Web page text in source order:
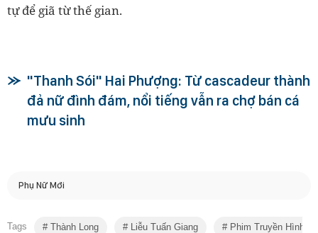
tự để giã từ thế gian.
"Thanh Sói" Hai Phượng: Từ cascadeur thành
đả nữ đình đám, nổi tiếng vẫn ra chợ bán cá
mưu sinh
Phụ Nữ Mới
Tags Thành Long Liễu Tuấn Giang Phim Truyền Hình